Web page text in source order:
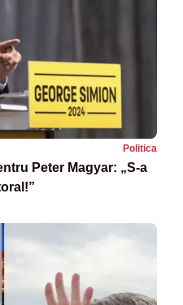
Politica
Peter Magyar: „S-a